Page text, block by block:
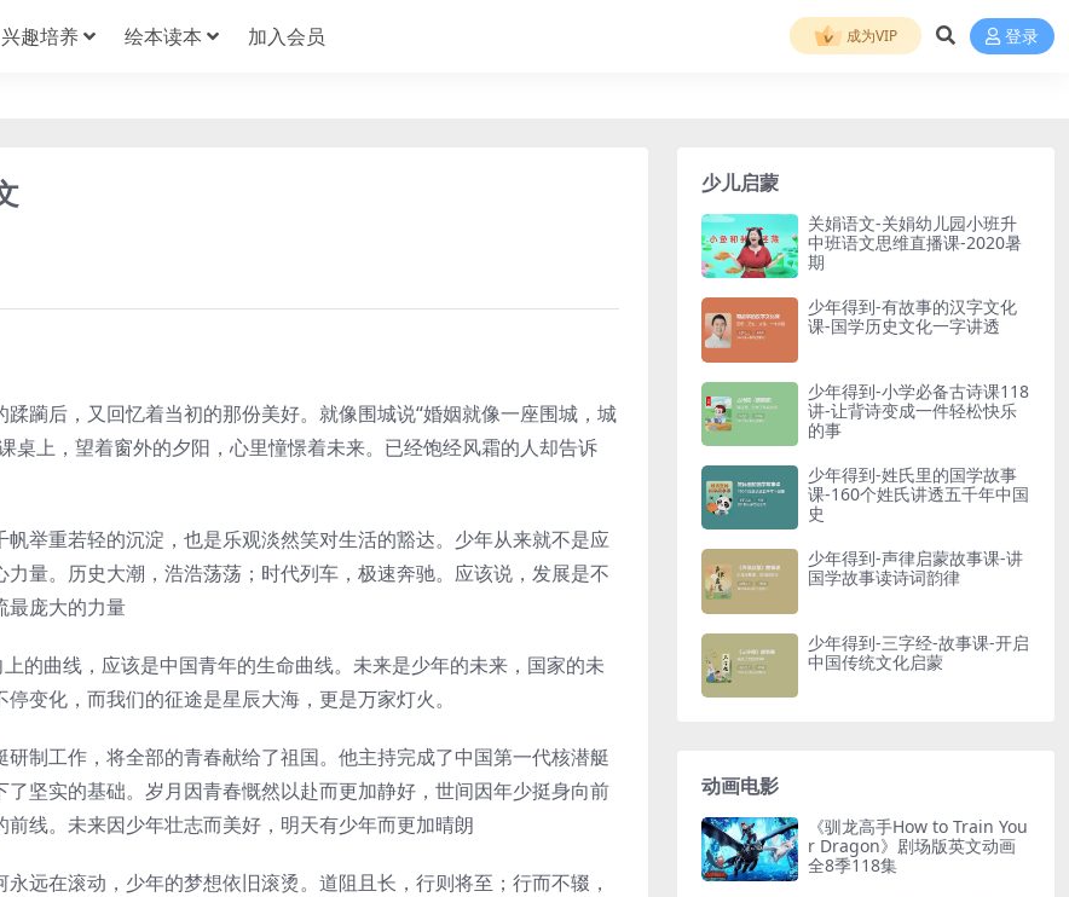
兴趣培养 绘本读本 加入会员 成为VIP 登录
躏后，又回忆着当初的那份美好。就像围城说“婚姻就像一座围城，城
桌上，望着窗外的夕阳，心里憧憬着未来。已经饱经风霜的人却告诉
举重若轻的沉淀，也是乐观淡然笑对生活的豁达。少年从来就不是应
量。历史大潮，浩浩荡荡；时代列车，极速奔驰。应该说，发展是不
最庞大的力量
的曲线，应该是中国青年的生命曲线。未来是少年的未来，国家的未
变化，而我们的征途是星辰大海，更是万家灯火。
制工作，将全部的青春献给了祖国。他主持完成了中国第一代核潜艇
坚实的基础。岁月因青春慨然以赴而更加静好，世间因年少挺身向前
线。未来因少年壮志而美好，明天有少年而更加晴朗
远在滚动，少年的梦想依旧滚烫。道阻且长，行则将至；行而不辍，
少儿启蒙
关娟语文-关娟幼儿园小班升
中班语文思维直播课-2020暑
期
少年得到-有故事的汉字文化
课-国学历史文化一字讲透
少年得到-小学必备古诗课118
讲-让背诗变成一件轻松快乐
的事
少年得到-姓氏里的国学故事
课-160个姓氏讲透五千年中国
史
少年得到-声律启蒙故事课-讲
国学故事读诗词韵律
少年得到-三字经-故事课-开启
中国传统文化启蒙
动画电影
《驯龙高手How to Train You
r Dragon》剧场版英文动画
全8季118集